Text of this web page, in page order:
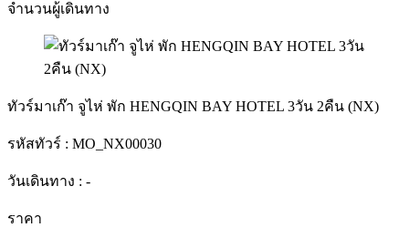
จำนวนผู้เดินทาง
ทัวร์มาเก๊า จูไห่ พัก HENGQIN BAY HOTEL 3วัน 2คืน (NX)
รหัสทัวร์ : MO_NX00030
วันเดินทาง : -
ราคา